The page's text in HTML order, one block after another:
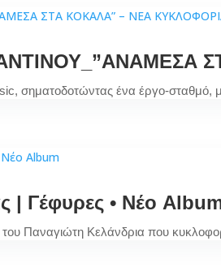
σηματοδοτώντας ένα έργο-σταθμό,
| Γέφυρες • Νέο
του Παναγιώτη Κελάνδρια που